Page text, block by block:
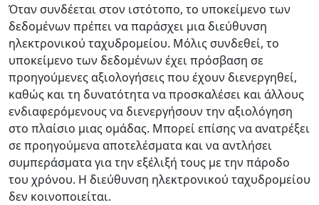
Όταν συνδέεται στον ιστότοπο, το υποκείμενο των
δεδομένων πρέπει να παράσχει μια διεύθυνση
ηλεκτρονικού ταχυδρομείου. Μόλις συνδεθεί, το
υποκείμενο των δεδομένων έχει πρόσβαση σε
προηγούμενες αξιολογήσεις που έχουν διενεργηθεί,
καθώς και τη δυνατότητα να προσκαλέσει και άλλους
ενδιαφερόμενους να διενεργήσουν την αξιολόγηση
στο πλαίσιο μιας ομάδας. Μπορεί επίσης να ανατρέξει
σε προηγούμενα αποτελέσματα και να αντλήσει
συμπεράσματα για την εξέλιξή τους με την πάροδο
του χρόνου. Η διεύθυνση ηλεκτρονικού ταχυδρομείου
δεν κοινοποιείται.